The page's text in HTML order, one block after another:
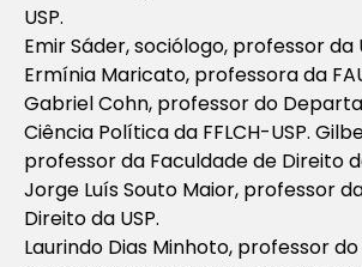
USP.
Emir Sáder, sociólogo, professor da
Ermínia Maricato, professora da
Gabriel Cohn, professor do
Ciência Política da FFLCH-USP.
professor da Faculdade de Direito
Jorge Luís Souto Maior, professor
Direito da USP.
Laurindo Dias Minhoto, professor